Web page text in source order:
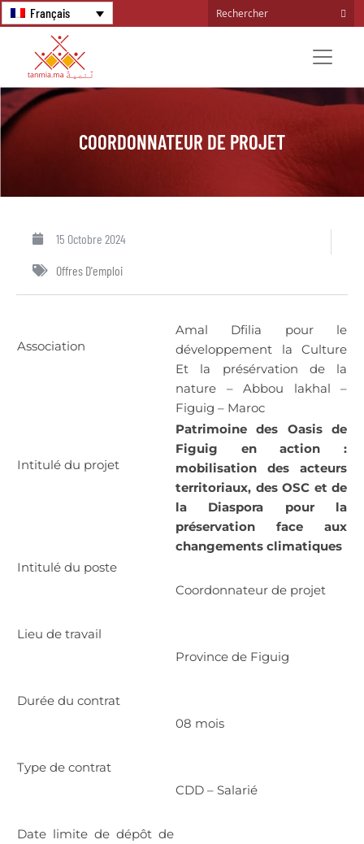
Français
COORDONNATEUR DE PROJET
15 Octobre 2024
Offres D'emploi
Association
Amal Dfilia pour le
développement la Culture
Et la présérvation de la
nature – Abbou lakhal –
Figuig – Maroc
Intitulé du projet
Patrimoine des Oasis de
Figuig en action :
mobilisation des acteurs
territoriaux, des OSC et de
la Diaspora pour la
préservation face aux
changements climatiques
Intitulé du poste
Coordonnateur de projet
Lieu de travail
Province de Figuig
Durée du contrat
08 mois
Type de contrat
CDD – Salarié
Date limite de dépôt de